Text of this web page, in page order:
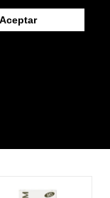
aunque es
y estropeados